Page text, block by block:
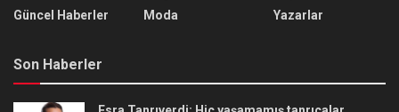
Güncel Haberler
Moda
Yazarlar
Son Haberler